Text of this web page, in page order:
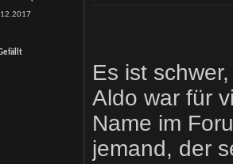
Es ist
Aldo war für
Name im
jemand, der